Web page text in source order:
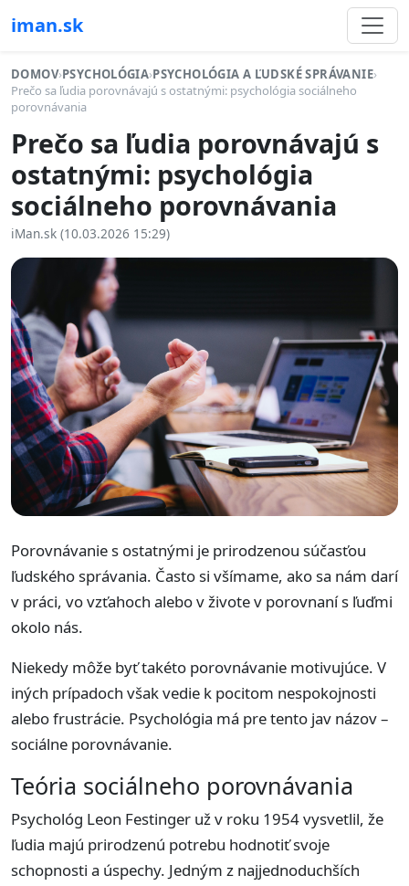
iman.sk
DOMOV›PSYCHOLÓGIA›PSYCHOLÓGIA A ĽUDSKÉ SPRÁVANIE›
Prečo sa ľudia porovnávajú s ostatnými: psychológia sociálneho
porovnávania
Prečo sa ľudia porovnávajú s
ostatnými: psychológia
sociálneho porovnávania
iMan.sk (10.03.2026 15:29)
Porovnávanie s ostatnými je prirodzenou súčasťou
ľudského správania. Často si všímame, ako sa nám darí
v práci, vo vzťahoch alebo v živote v porovnaní s ľuďmi
okolo nás.
Niekedy môže byť takéto porovnávanie motivujúce. V
iných prípadoch však vedie k pocitom nespokojnosti
alebo frustrácie. Psychológia má pre tento jav názov –
sociálne porovnávanie.
Teória sociálneho porovnávania
Psychológ Leon Festinger už v roku 1954 vysvetlil, že
ľudia majú prirodzenú potrebu hodnotiť svoje
schopnosti a úspechy. Jedným z najjednoduchších